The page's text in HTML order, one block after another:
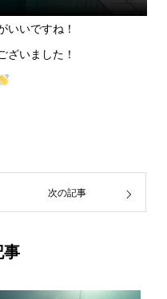
いいですね！
ざいました！
次の記事
事